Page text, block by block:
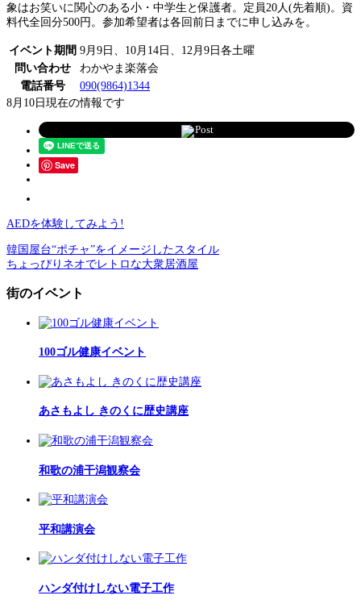
象はお笑いに関心のある小・中学生と保護者。定員20人(先着順)。資
料代全回分500円。参加希望者は各回前日までに申し込みを。
イベント期間 9月9日、10月14日、12月9日各土曜
問い合わせ
わかやま楽落会
電話番号
090(9864)1344
8月10日現在の情報です
Post
Save
AEDを体験してみよう!
韓国屋台“ポチャ”をイメージしたスタイル
ちょっぴりネオでレトロな大衆居酒屋
街のイベント
100ゴル健康イベント
あさもよし きのくに歴史講座
和歌の浦干潟観察会
平和講演会
ハンダ付けしない電子工作